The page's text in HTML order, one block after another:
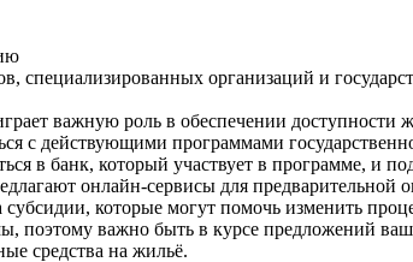
специализированных организаций и
важную роль в обеспечении
с действующими программами
в банк, который участвует в программе, и
онлайн-сервисы для
которые могут помочь изменить
поэтому важно быть в курсе предложений
средства на жильё.